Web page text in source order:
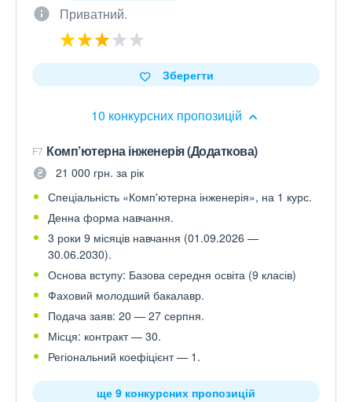
Приватний.
10 конкурсних пропозицій
Зберегти
F7 Комп’ютерна інженерія (Додаткова)
21 000 грн. за рік
Спеціальність «Комп'ютерна інженерія», на 1 курс.
Денна форма навчання.
3 роки 9 місяців навчання (01.09.2026 —
30.06.2030).
Основа вступу: Базова середня освіта (9 класів)
Фаховий молодший бакалавр.
Подача заяв: 20 — 27 серпня.
Місця: контракт — 30.
Регіональний коефіцієнт — 1.
ще 9 конкурсних пропозицій